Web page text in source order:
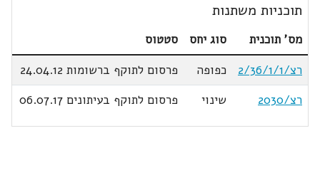
תוכניות משתנות
מס' תוכנית סוג יחס
סטטוס
רצ/2/36/1/1
כפופה
פרסום לתוקף ברשומות 24.04.12
רצ/2030
שינוי פרסום לתוקף בעיתונים 06.07.17